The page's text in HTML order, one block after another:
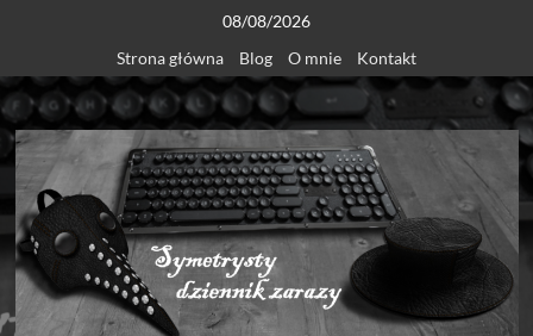
content
08/08/2026
Strona główna
Blog O mnie Kontakt